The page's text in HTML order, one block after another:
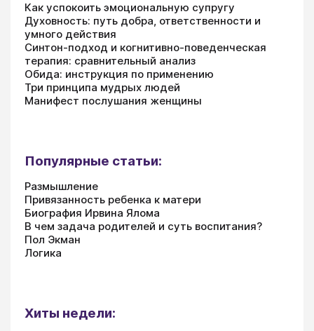
Как успокоить эмоциональную супругу
Духовность: путь добра, ответственности и
умного действия
Синтон-подход и когнитивно-поведенческая
терапия: сравнительный анализ
Обида: инструкция по применению
Три принципа мудрых людей
Манифест послушания женщины
Популярные статьи:
Размышление
Привязанность ребенка к матери
Биография Ирвина Ялома
В чем задача родителей и суть воспитания?
Пол Экман
Логика
Хиты недели: